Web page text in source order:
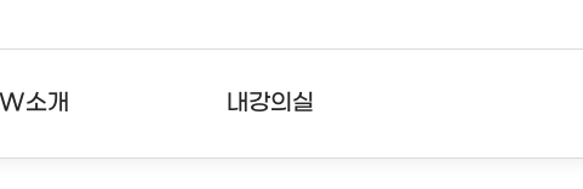
소개 내강의실